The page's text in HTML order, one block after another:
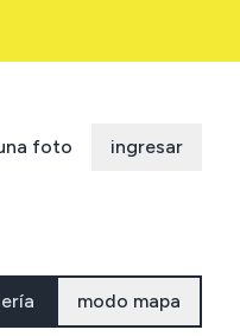
foto ingresar
modo mapa